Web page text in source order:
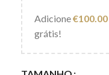
Adicione€100.00
grátis!